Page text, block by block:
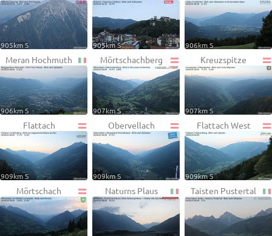
905km S 905km S 906km S
Meran Hochmuth
906km S
Mörtschachberg
907km S
Kreuzspitze
907km S
Flattach
909km S
Obervellach
909km S
Flattach West
909km S
Mörtschach Naturns Plaus Taisten Pustertal